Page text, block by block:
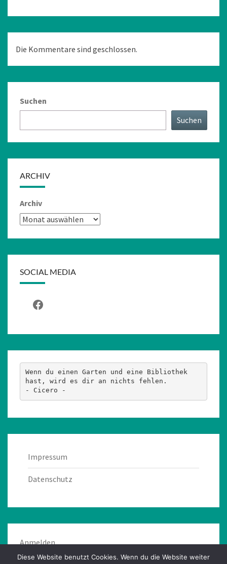
Die Kommentare sind geschlossen.
Suchen
Suchen
ARCHIV
Archiv
SOCIAL MEDIA
Facebook
Wenn du einen Garten und eine Bibliothek
hast, wird es dir an nichts fehlen.
- Cicero -
Impressum
Datenschutz
Anmelden
Diese Website benutzt Cookies. Wenn du die Website weiter